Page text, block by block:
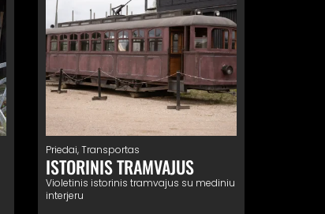
Priedai,Transportas
ISTORINIS TRAMVAJUS
Violetinis istorinis tramvajus su mediniu
interjeru